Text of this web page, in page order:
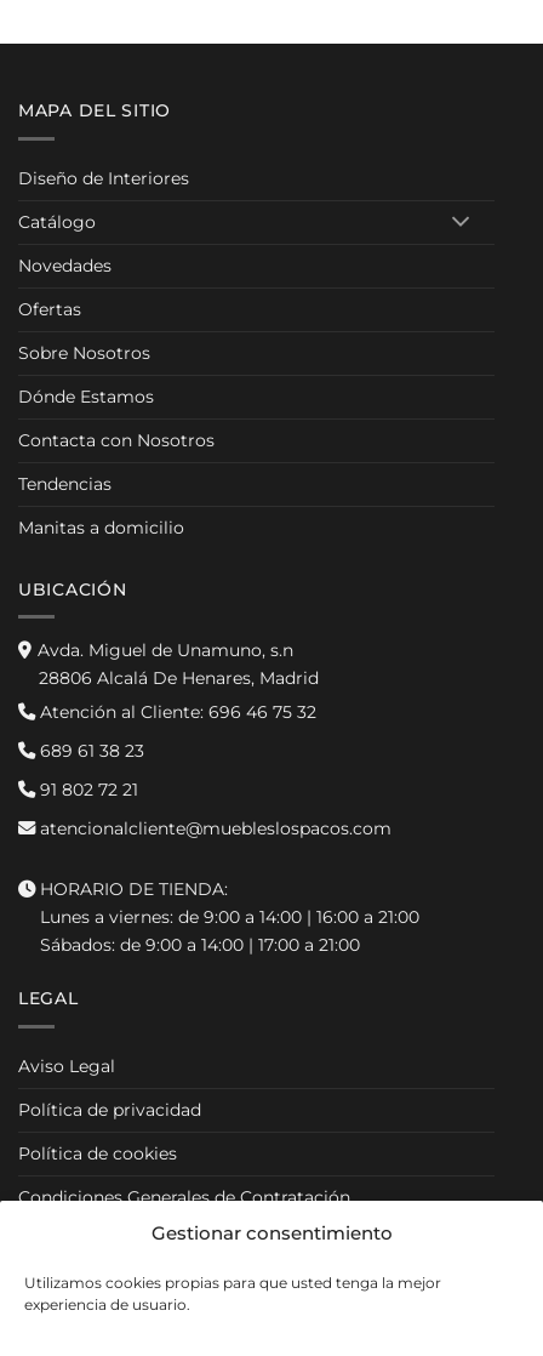
Gestionar consentimiento
Utilizamos cookies propias para que usted tenga la mejor
experiencia de usuario.
MAPA DEL SITIO
Diseño de Interiores
Catálogo
Novedades
Ofertas
Sobre Nosotros
Dónde Estamos
Contacta con Nosotros
Tendencias
Manitas a domicilio
UBICACIÓN
Avda. Miguel de Unamuno, s.n
28806 Alcalá De Henares, Madrid
Atención al Cliente: 696 46 75 32
689 61 38 23
91 802 72 21
atencionalcliente@muebleslospacos.com
HORARIO DE TIENDA:
Lunes a viernes: de 9:00 a 14:00 | 16:00 a 21:00
Sábados: de 9:00 a 14:00 | 17:00 a 21:00
LEGAL
Aviso Legal
Política de privacidad
Política de cookies
Condiciones Generales de Contratación
Condiciones Particulares
Política de Venta y Cancelación/Devolución